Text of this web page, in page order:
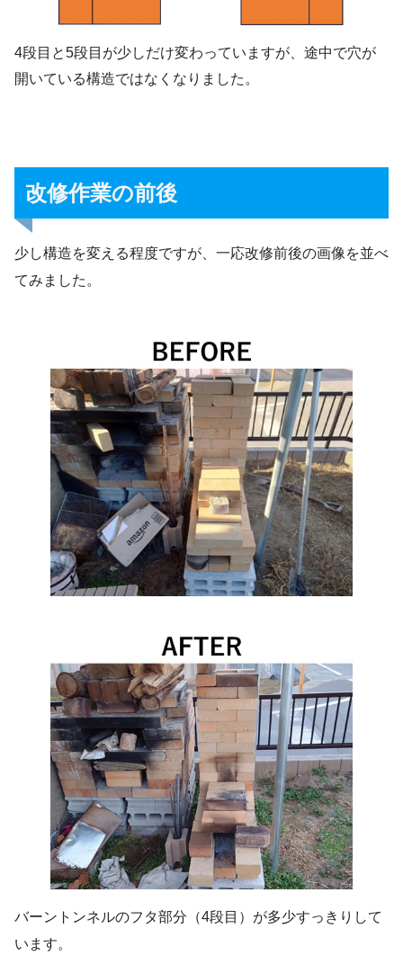
4段目と5段目が少しだけ変わっていますが、途中で穴が
開いている構造ではなくなりました。
改修作業の前後
少し構造を変える程度ですが、一応改修前後の画像を並べ
てみました。
バーントンネルのフタ部分（4段目）が多少すっきりして
います。